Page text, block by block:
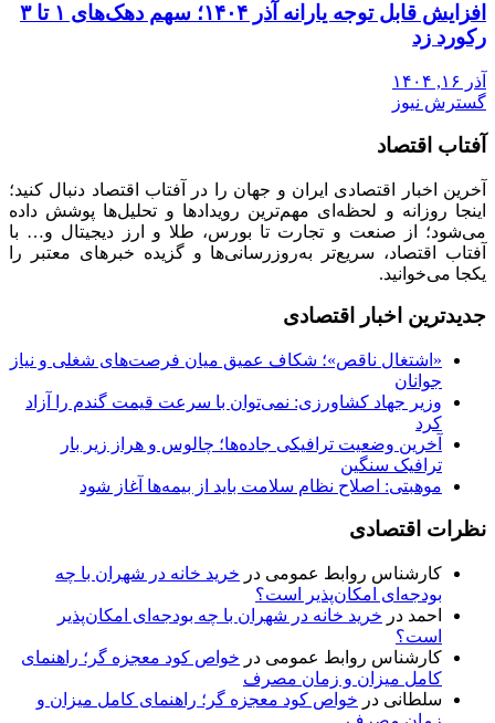
افزایش قابل توجه یارانه آذر ۱۴۰۴؛ سهم دهک‌های ۱ تا ۳
رکورد زد
آذر ۱۶, ۱۴۰۴
گسترش نیوز
آفتاب اقتصاد
آخرین اخبار اقتصادی ایران و جهان را در آفتاب اقتصاد دنبال کنید؛
اینجا روزانه و لحظه‌ای مهم‌ترین رویدادها و تحلیل‌ها پوشش داده
می‌شود؛ از صنعت و تجارت تا بورس، طلا و ارز دیجیتال و… با
آفتاب اقتصاد، سریع‌تر به‌روزرسانی‌ها و گزیده خبرهای معتبر را
یکجا می‌خوانید.
جدیدترین اخبار اقتصادی
«اشتغال ناقص»؛ شکاف عمیق میان فرصت‌های شغلی و نیاز
جوانان
وزیر جهاد کشاورزی: نمی‌توان با سرعت قیمت گندم را آزاد
کرد
آخرین وضعیت ترافیکی جاده‌ها؛ چالوس و هراز زیر بار
ترافیک سنگین
موهبتی: اصلاح نظام سلامت باید از بیمه‌ها آغاز شود
نظرات اقتصادی
کارشناس روابط عمومی در خرید خانه در شهران با چه
بودجه‌ای امکان‌پذیر است؟
احمد در خرید خانه در شهران با چه بودجه‌ای امکان‌پذیر
است؟
کارشناس روابط عمومی در خواص کود معجزه گر؛ راهنمای
کامل میزان و زمان مصرف
سلطانی در خواص کود معجزه گر؛ راهنمای کامل میزان و